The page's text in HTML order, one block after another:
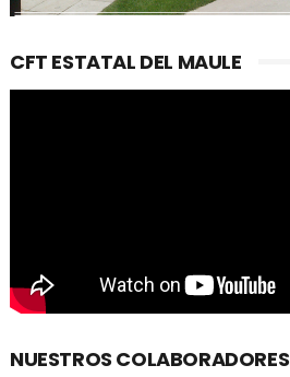
CFT ESTATAL DEL MAULE
NUESTROS COLABORADORES